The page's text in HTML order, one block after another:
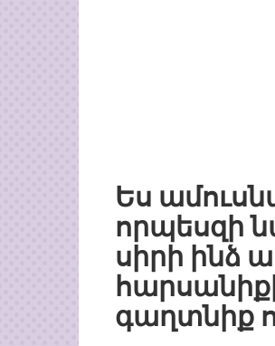
Ես
որպեսզի
սիրի ինձ
գաղտնիք